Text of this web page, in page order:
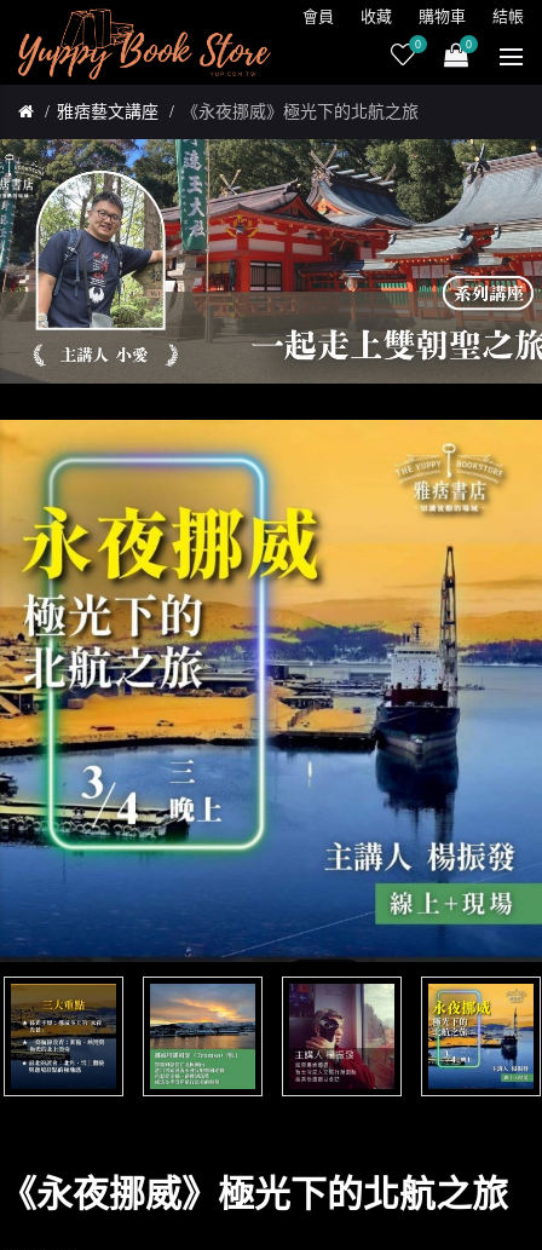
會員 收藏 購物車 結帳
0 0
雅痞藝文講座 《永夜挪威》極光下的北航之旅
《永夜挪威》極光下的北航之旅